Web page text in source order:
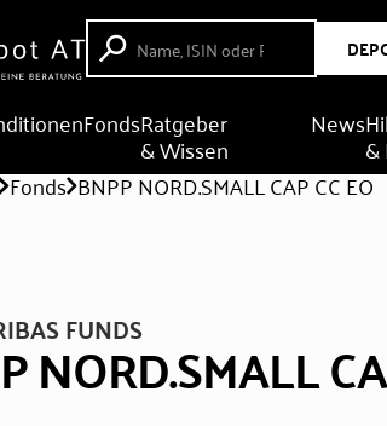
FondsRatgeber
& Wissen
News
&
Fonds BNPP NORD.SMALL CAP CC EO
FUNDS
NORD.SMALL